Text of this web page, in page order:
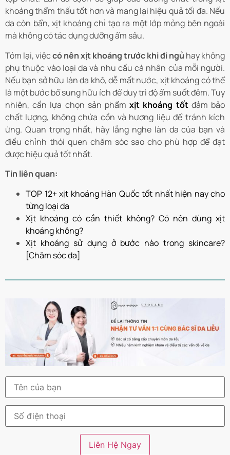
khoáng thẩm thấu tốt hơn và mang lại hiệu quả tối đa. Nếu
da còn bẩn, xịt khoáng chỉ tạo ra một lớp mỏng bên ngoài
mà không có tác dụng dưỡng ẩm sâu.
Tóm lại, việccó nên xịt khoáng trước khi đi ngủ hay không
phụ thuộc vào loại da và nhu cầu cá nhân của mỗi người.
Nếu bạn sở hữu làn da khô, dễ mất nước, xịt khoáng có thể
là một bước bổ sung hữu ích để duy trì độ ẩm suốt đêm. Tuy
nhiên, cần lựa chọn sản phẩmxịt khoáng tốtđảm bảo
chất lượng, không chứa cồn và hương liệu để tránh kích
ứng. Quan trọng nhất, hãy lắng nghe làn da của bạn và
điều chỉnh thói quen chăm sóc sao cho phù hợp để đạt
được hiệu quả tốt nhất.
Tin liên quan:
TOP 12+ xịt khoáng Hàn Quốc tốt nhất hiện nay cho
từng loại da
Xịt khoáng có cần thiết không? Có nên dùng xịt
khoáng không?
Xịt khoáng sử dụng ở bước nào trong skincare?
[Chăm sóc da]